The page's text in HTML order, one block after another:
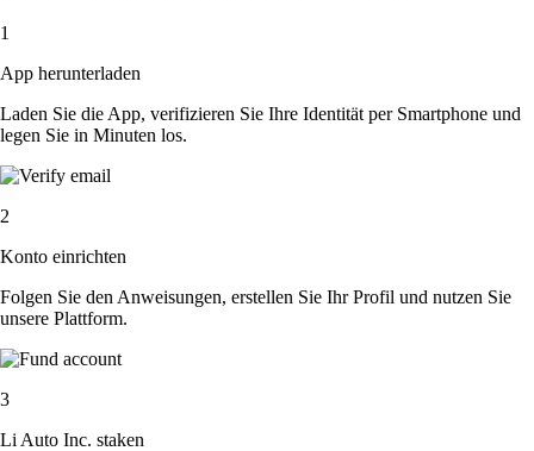
1
App herunterladen
Laden Sie die App, verifizieren Sie Ihre Identität per Smartphone und
legen Sie in Minuten los.
2
Konto einrichten
Folgen Sie den Anweisungen, erstellen Sie Ihr Profil und nutzen Sie
unsere Plattform.
3
Li Auto Inc. staken